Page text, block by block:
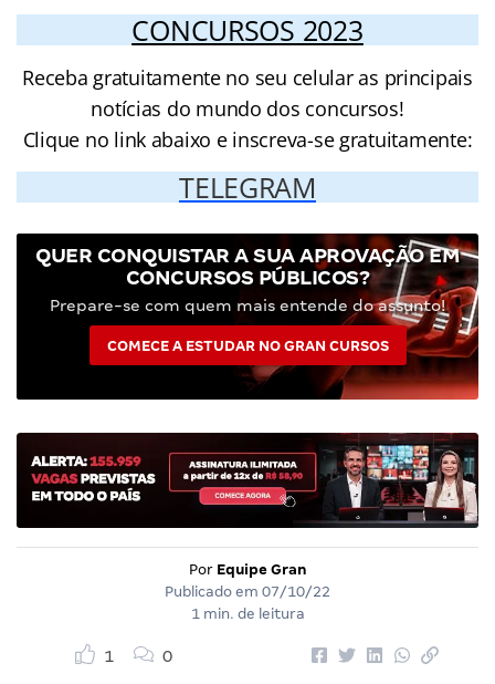
CONCURSOS 2023
Receba gratuitamente no seu celular as principais
notícias do mundo dos concursos!
Clique no link abaixo e inscreva-se gratuitamente:
TELEGRAM
QUER CONQUISTAR A SUA APROVAÇÃO EM
CONCURSOS PÚBLICOS?
Prepare-se com quem mais entende do assunto!
COMECE A ESTUDAR NO GRAN CURSOS
Por Equipe Gran
Publicado em 07/10/22
1 min. de leitura
1 0